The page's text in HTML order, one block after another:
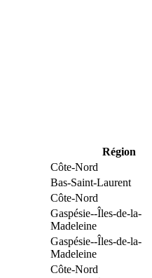
Région
Côte-Nord
Bas-Saint-Laurent
Côte-Nord
Gaspésie--Îles-de-la-
Madeleine
Gaspésie--Îles-de-la-
Madeleine
Côte-Nord